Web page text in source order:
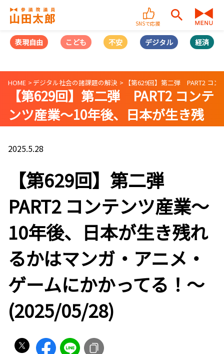
SNSで応援
表現自由 こども 不安 デジタル 経済
HOME デジタル社会の諸課題の解決 【第629回】第二弾 PART2 コ
【第629回】第二弾 PART2 コンテ
ンツ産業〜10年後、日本が生き残
れるかはマンガ・アニメ・ゲームに
かかってる！〜(2025/05/28)
2025.5.28
【第629回】第二弾
PART2 コンテンツ産業〜
10年後、日本が生き残れ
るかはマンガ・アニメ・
ゲームにかかってる！〜
(2025/05/28)